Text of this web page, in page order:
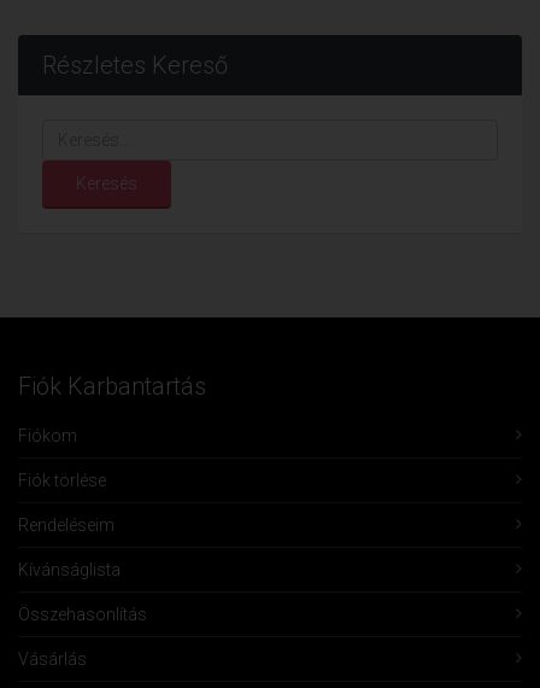
Részletes Kereső
Keresés
Fiók Karbantartás
Fiókom
Fiók törlése
Rendeléseim
Kívánságlista
Összehasonlítás
Vásárlás